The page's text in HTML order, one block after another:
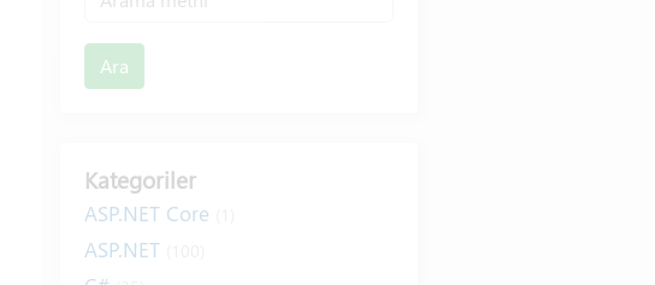
Ara
Kategoriler
ASP.NET Core
ASP.NET